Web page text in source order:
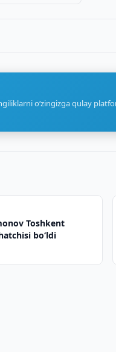
o‘zingizga qulay
Toshkent
bo‘ldi